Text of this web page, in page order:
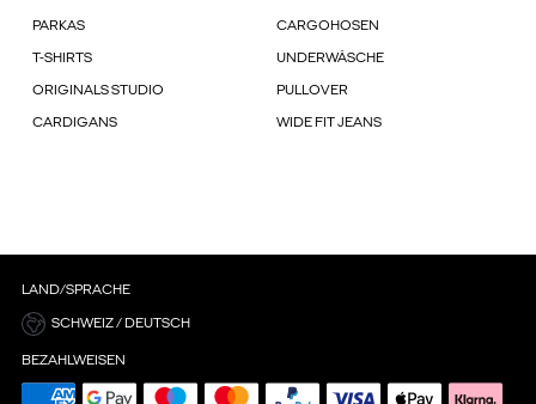
PARKAS CARGOHOSEN
T-SHIRTS UNDERWÄSCHE
ORIGINALS STUDIO PULLOVER
CARDIGANS WIDE FIT JEANS
LAND/SPRACHE
SCHWEIZ / DEUTSCH
BEZAHLWEISEN